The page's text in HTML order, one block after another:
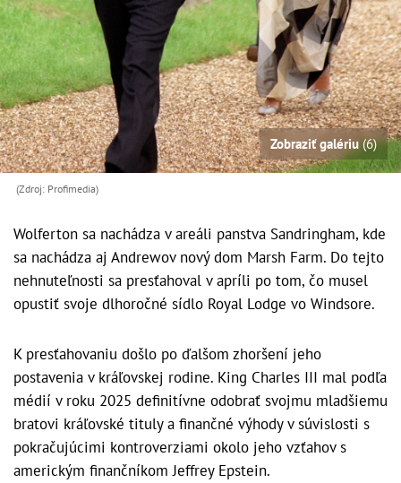
Zobraziť galériu(6)
(Zdroj: Profimedia)
Wolferton sa nachádza v areáli panstva Sandringham, kde
sa nachádza aj Andrewov nový dom Marsh Farm. Do tejto
nehnuteľnosti sa presťahoval v apríli po tom, čo musel
opustiť svoje dlhoročné sídlo Royal Lodge vo Windsore.
K presťahovaniu došlo po ďalšom zhoršení jeho
postavenia v kráľovskej rodine. King Charles III mal podľa
médií v roku 2025 definitívne odobrať svojmu mladšiemu
bratovi kráľovské tituly a finančné výhody v súvislosti s
pokračujúcimi kontroverziami okolo jeho vzťahov s
americkým finančníkom Jeffrey Epstein.